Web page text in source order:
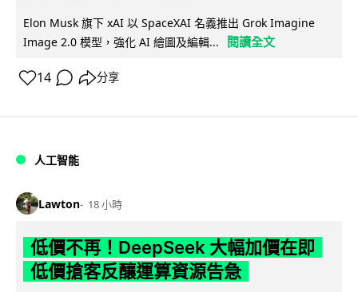
Elon Musk 旗下 xAI 以 SpaceXAI 名義推出 Grok Imagine
Image 2.0 模型，強化 AI 繪圖及編輯...
閱讀全文
14 分享
人工智能
Lawton 18 小時
低價不再！DeepSeek 大幅加價在即
低價搶客反釀運算資源告急